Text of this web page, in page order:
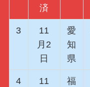
済
3
11
月2
日
愛
知
県
4
11
福